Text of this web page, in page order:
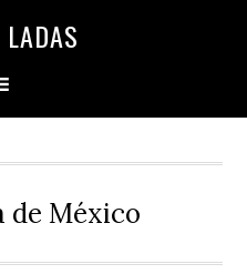
de México